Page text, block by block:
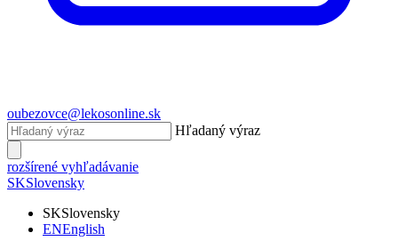
oubezovce@lekosonline.sk
Hľadaný výraz
rozšírené vyhľadávanie
SKSlovensky
SKSlovensky
ENEnglish